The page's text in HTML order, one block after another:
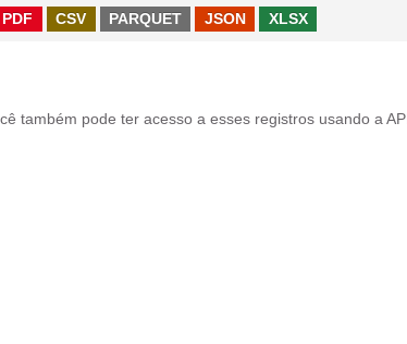
PDF CSV PARQUET JSON XLSX
também pode ter acesso a esses registros usando a API